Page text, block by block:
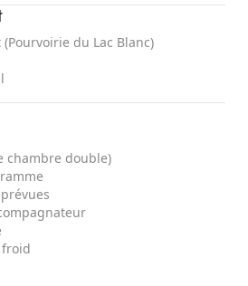
du Lac Blanc)
chambre double)